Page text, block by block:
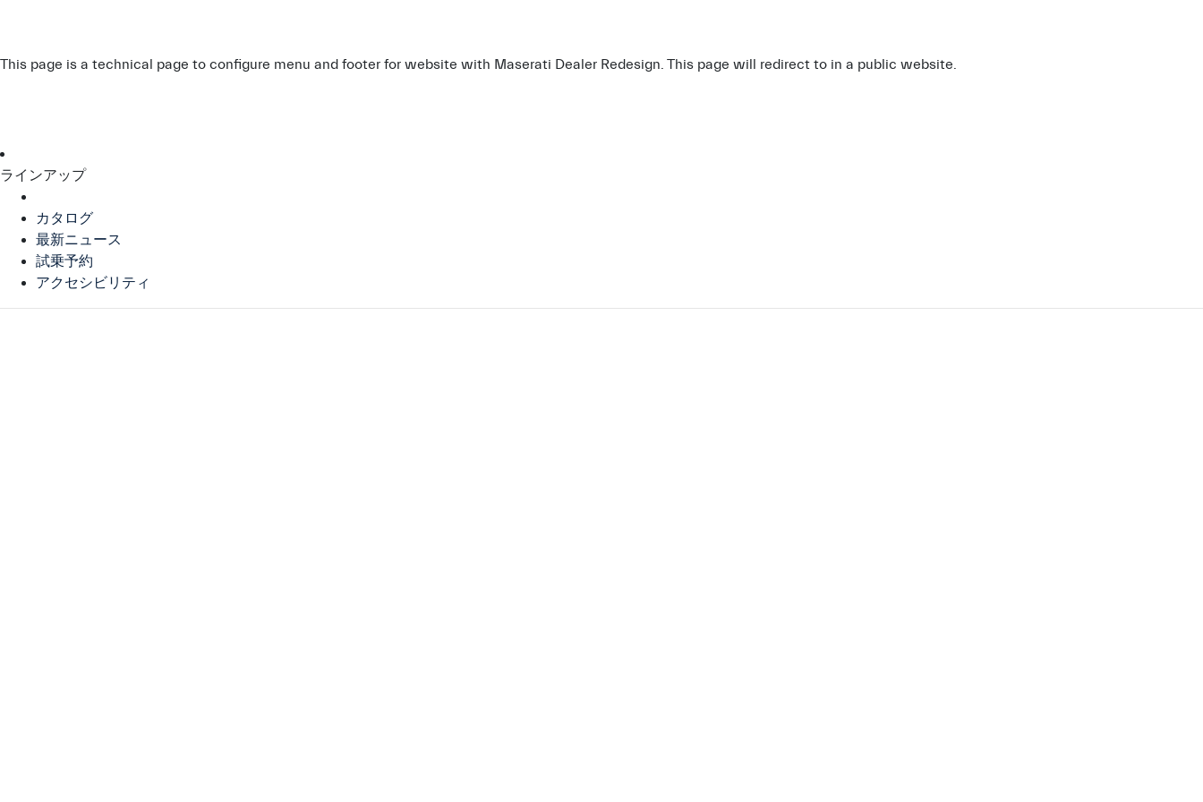
This page is a technical page to configure menu and footer for website with Maserati Dealer Redesign. This page will redirect to in a public website.
ラインアップ
カタログ
最新ニュース
試乗予約
アクセシビリティ